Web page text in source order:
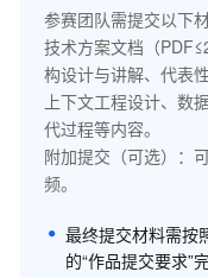
参赛团队需提交以下材
技术方案文档（
构设计与讲解、代表
上下文工程设计、数
代过程等内容。
附加提交（可选）：
频。
最终提交材料需按
的“作品提交要求”